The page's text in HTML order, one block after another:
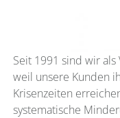
Seit 1991 sind wir
weil unsere Kunden
Krisenzeiten
systematische